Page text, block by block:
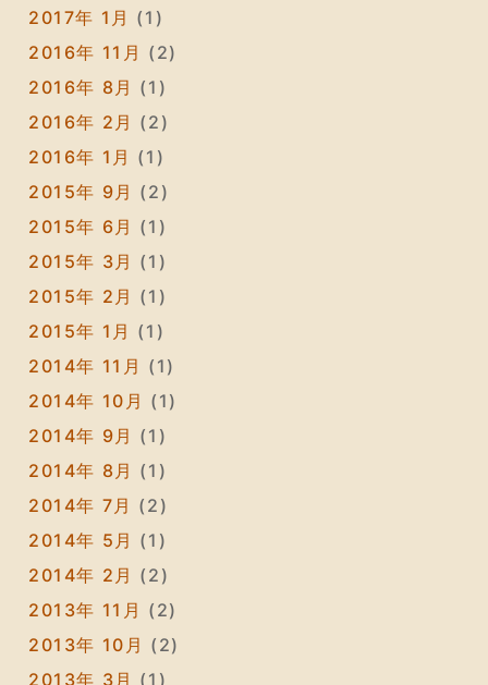
2017年 1月 (1)
2016年 11月 (2)
2016年 8月 (1)
2016年 2月 (2)
2016年 1月 (1)
2015年 9月 (2)
2015年 6月 (1)
2015年 3月 (1)
2015年 2月 (1)
2015年 1月 (1)
2014年 11月 (1)
2014年 10月 (1)
2014年 9月 (1)
2014年 8月 (1)
2014年 7月 (2)
2014年 5月 (1)
2014年 2月 (2)
2013年 11月 (2)
2013年 10月 (2)
2013年 3月 (1)